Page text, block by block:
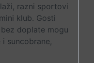
razni sportovi
klub. Gosti
doplate mogu
suncobrane,